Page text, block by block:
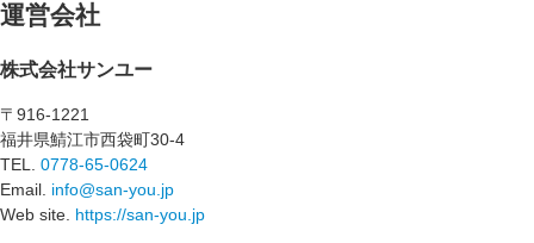
運営会社
株式会社サンユー
〒916-1221
福井県鯖江市西袋町30-4
TEL. 0778-65-0624
Email. info@san-you.jp
Web site. https://san-you.jp